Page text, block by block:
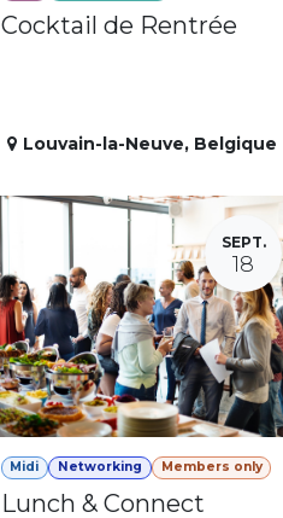
Cocktail de Rentrée
Louvain-la-Neuve, Belgique
SEPT.
18
Midi Networking Members only
Lunch & Connect